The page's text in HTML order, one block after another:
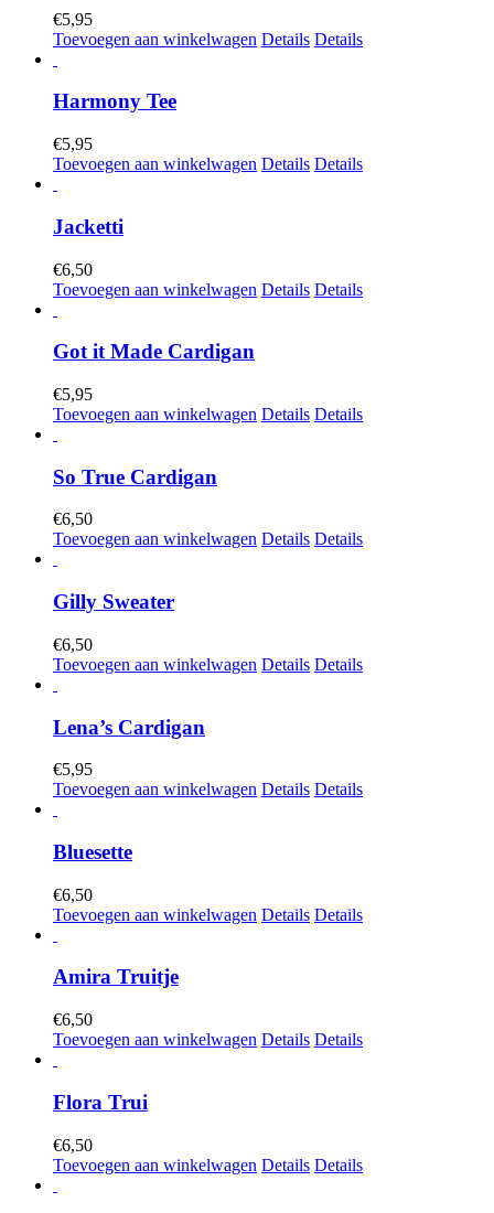
€5,95
Toevoegen aan winkelwagen Details Details
Harmony Tee
€5,95
Toevoegen aan winkelwagen Details Details
Jacketti
€6,50
Toevoegen aan winkelwagen Details Details
Got it Made Cardigan
€5,95
Toevoegen aan winkelwagen Details Details
So True Cardigan
€6,50
Toevoegen aan winkelwagen Details Details
Gilly Sweater
€6,50
Toevoegen aan winkelwagen Details Details
Lena’s Cardigan
€5,95
Toevoegen aan winkelwagen Details Details
Bluesette
€6,50
Toevoegen aan winkelwagen Details Details
Amira Truitje
€6,50
Toevoegen aan winkelwagen Details Details
Flora Trui
€6,50
Toevoegen aan winkelwagen Details Details